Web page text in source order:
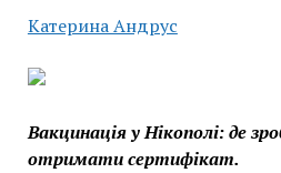
Катерина Андрус
Вакцинація у Нікополі: де
отримати сертифікат.